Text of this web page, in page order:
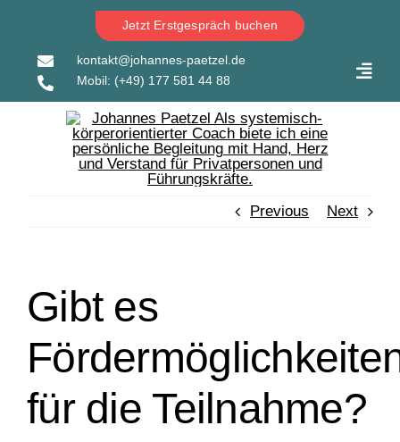
content
Jetzt Erstgespräch buchen
kontakt@johannes-paetzel.de
Mobil: (+49) 177 581 44 88
Previous Next
Gibt es
für die Teilnahme?